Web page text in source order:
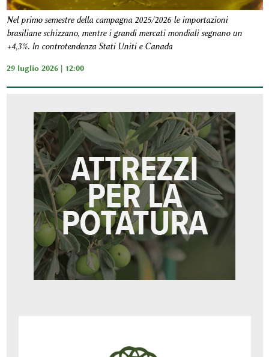
Nel primo semestre della campagna 2025/2026 le importazioni
brasiliane schizzano, mentre i grandi mercati mondiali segnano un
+4,3%. In controtendenza Stati Uniti e Canada
29 luglio 2026 | 12:00